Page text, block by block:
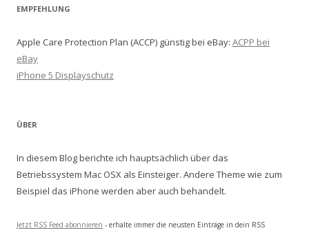
EMPFEHLUNG
Apple Care Protection Plan (ACCP) günstig bei eBay: ACPP bei
eBay
iPhone 5 Displayschutz
ÜBER
In diesem Blog berichte ich hauptsächlich über das
Betriebssystem Mac OSX als Einsteiger. Andere Theme wie zum
Beispiel das iPhone werden aber auch behandelt.
Jetzt RSS Feed abonnieren - erhalte immer die neusten Einträge in dein RSS